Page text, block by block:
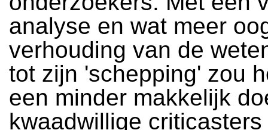
analyse en wat meer
verhouding van de
tot zijn 'schepping' zou
een minder makkelijk
kwaadwillige